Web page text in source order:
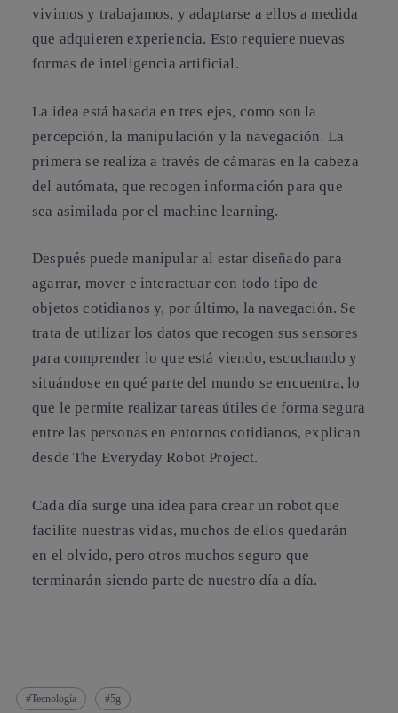
vivimos y trabajamos, y adaptarse a ellos a medida
que adquieren experiencia. Esto requiere nuevas
formas de inteligencia artificial.
La idea está basada en tres ejes, como son la
percepción, la manipulación y la navegación. La
primera se realiza a través de cámaras en la cabeza
del autómata, que recogen información para que
sea asimilada por el machine learning.
Después puede manipular al estar diseñado para
agarrar, mover e interactuar con todo tipo de
objetos cotidianos y, por último, la navegación. Se
trata de utilizar los datos que recogen sus sensores
para comprender lo que está viendo, escuchando y
situándose en qué parte del mundo se encuentra, lo
que le permite realizar tareas útiles de forma segura
entre las personas en entornos cotidianos, explican
desde The Everyday Robot Project.
Cada día surge una idea para crear un robot que
facilite nuestras vidas, muchos de ellos quedarán
en el olvido, pero otros muchos seguro que
terminarán siendo parte de nuestro día a día.
Tecnología 5g